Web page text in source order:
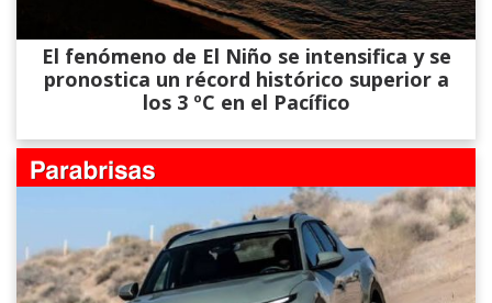
El fenómeno de El Niño se intensifica y se
pronostica un récord histórico superior a
los 3 ºC en el Pacífico